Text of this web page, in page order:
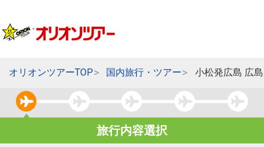
オリオンツアーTOP 国内旅行・ツアー 小松発広島 広
旅行内容選択